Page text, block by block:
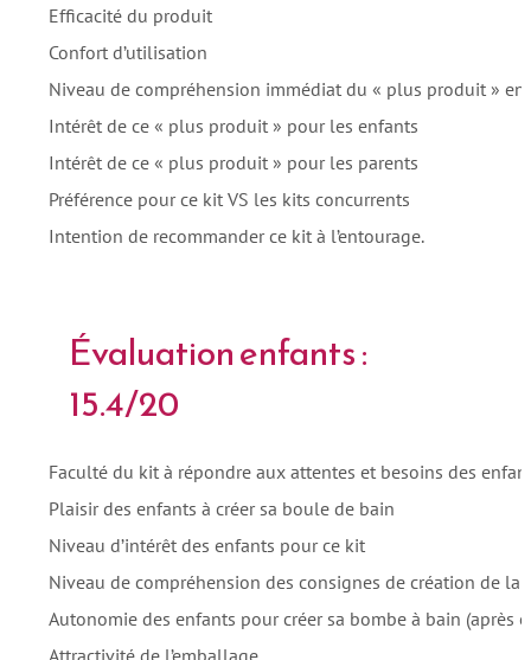
Efficacité du produit
Confort d’utilisation
Niveau de compréhension immédiat du « plus produit » en
Intérêt de ce « plus produit » pour les enfants
Intérêt de ce « plus produit » pour les parents
Préférence pour ce kit VS les kits concurrents
Intention de recommander ce kit à l’entourage.
Évaluation enfants :
15.4/20
Faculté du kit à répondre aux attentes et besoins des
Plaisir des enfants à créer sa boule de bain
Niveau d’intérêt des enfants pour ce kit
Niveau de compréhension des consignes de création de la
Autonomie des enfants pour créer sa bombe à bain (après
Attractivité de l’emballage